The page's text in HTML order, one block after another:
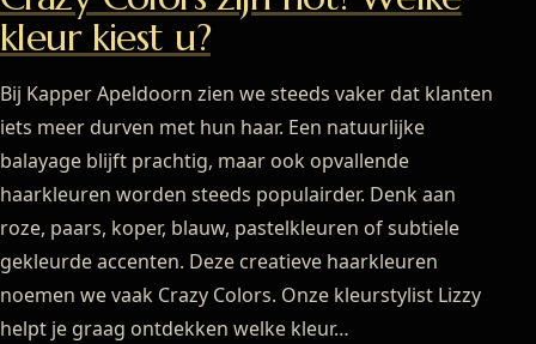
kleur kiest u?
Bij Kapper Apeldoorn zien we steeds vaker dat klanten
iets meer durven met hun haar. Een natuurlijke
balayage blijft prachtig, maar ook opvallende
haarkleuren worden steeds populairder. Denk aan
roze, paars, koper, blauw, pastelkleuren of subtiele
gekleurde accenten. Deze creatieve haarkleuren
noemen we vaak Crazy Colors. Onze kleurstylist Lizzy
helpt je graag ontdekken welke kleur…